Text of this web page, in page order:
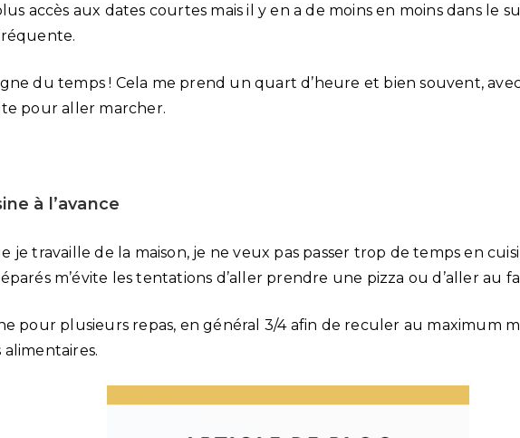
accès aux dates courtes mais il y en a de moins en moins dans le
du temps ! Cela me prend un quart d’heure et bien souvent,
pour aller marcher.
à l’avance
je travaille de la maison, je ne veux pas passer trop de temps en
m’évite les tentations d’aller prendre une pizza ou d’aller au
pour plusieurs repas, en général 3/4 afin de reculer au maximum
alimentaires.